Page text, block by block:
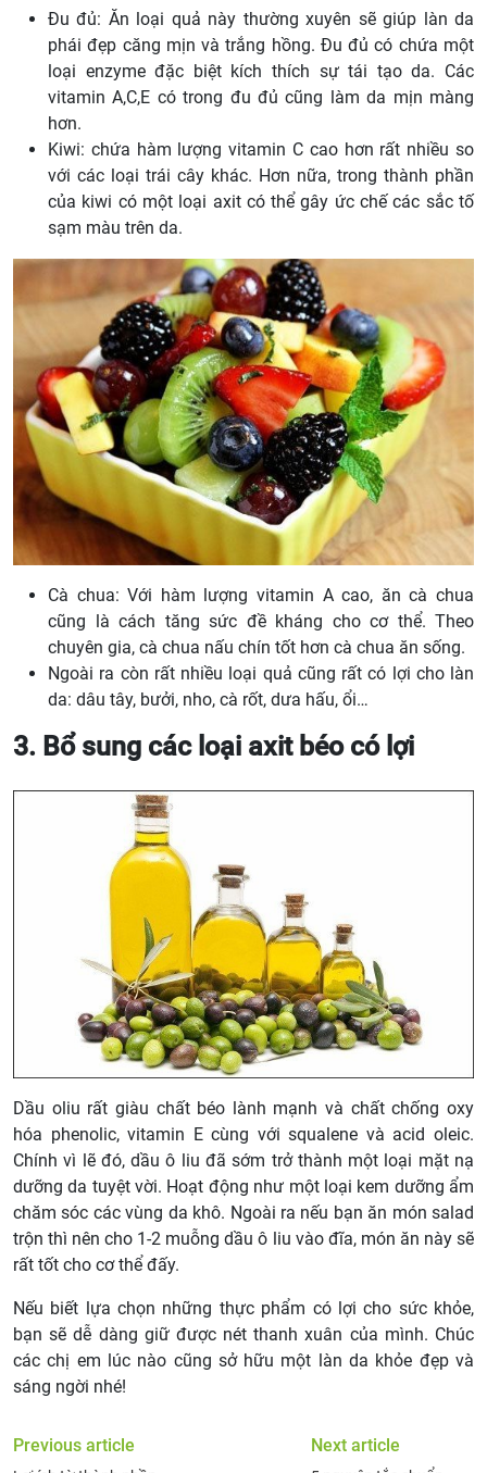
Đu đủ: Ăn loại quả này thường xuyên sẽ giúp làn da
phái đẹp căng mịn và trắng hồng. Đu đủ có chứa một
loại enzyme đặc biệt kích thích sự tái tạo da. Các
vitamin A,C,E có trong đu đủ cũng làm da mịn màng
hơn.
Kiwi: chứa hàm lượng vitamin C cao hơn rất nhiều so
với các loại trái cây khác. Hơn nữa, trong thành phần
của kiwi có một loại axit có thể gây ức chế các sắc tố
sạm màu trên da.
Cà chua: Với hàm lượng vitamin A cao, ăn cà chua
cũng là cách tăng sức đề kháng cho cơ thể. Theo
chuyên gia, cà chua nấu chín tốt hơn cà chua ăn sống.
Ngoài ra còn rất nhiều loại quả cũng rất có lợi cho làn
da: dâu tây, bưởi, nho, cà rốt, dưa hấu, ổi…
3. Bổ sung các loại axit béo có lợi
Dầu oliu rất giàu chất béo lành mạnh và chất chống oxy
hóa phenolic, vitamin E cùng với squalene và acid oleic.
Chính vì lẽ đó, dầu ô liu đã sớm trở thành một loại mặt nạ
dưỡng da tuyệt vời. Hoạt động như một loại kem dưỡng ẩm
chăm sóc các vùng da khô. Ngoài ra nếu bạn ăn món salad
trộn thì nên cho 1-2 muỗng dầu ô liu vào đĩa, món ăn này sẽ
rất tốt cho cơ thể đấy.
Nếu biết lựa chọn những thực phẩm có lợi cho sức khỏe,
bạn sẽ dễ dàng giữ được nét thanh xuân của mình. Chúc
các chị em lúc nào cũng sở hữu một làn da khỏe đẹp và
sáng ngời nhé!
Previous article Next article